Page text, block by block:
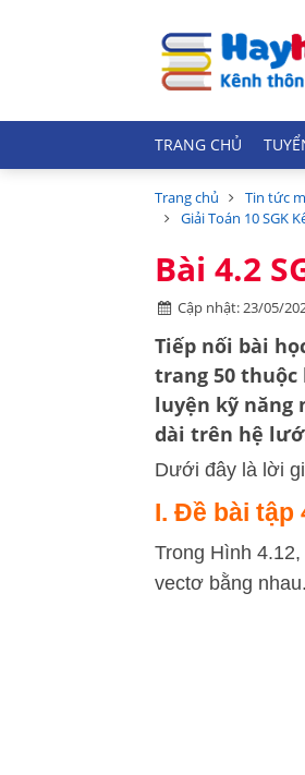
TRANG CHỦ
Trang chủ Tin tức
Giải Toán 10 SGK
Bài 4.2
Cập nhật: 23/05/
Tiếp nối bài
trang 50 thuộc
luyện kỹ năng
dài trên hệ
Dưới đây là lời
I. Đề bài tập
Trong Hình
vectơ bằng nhau.